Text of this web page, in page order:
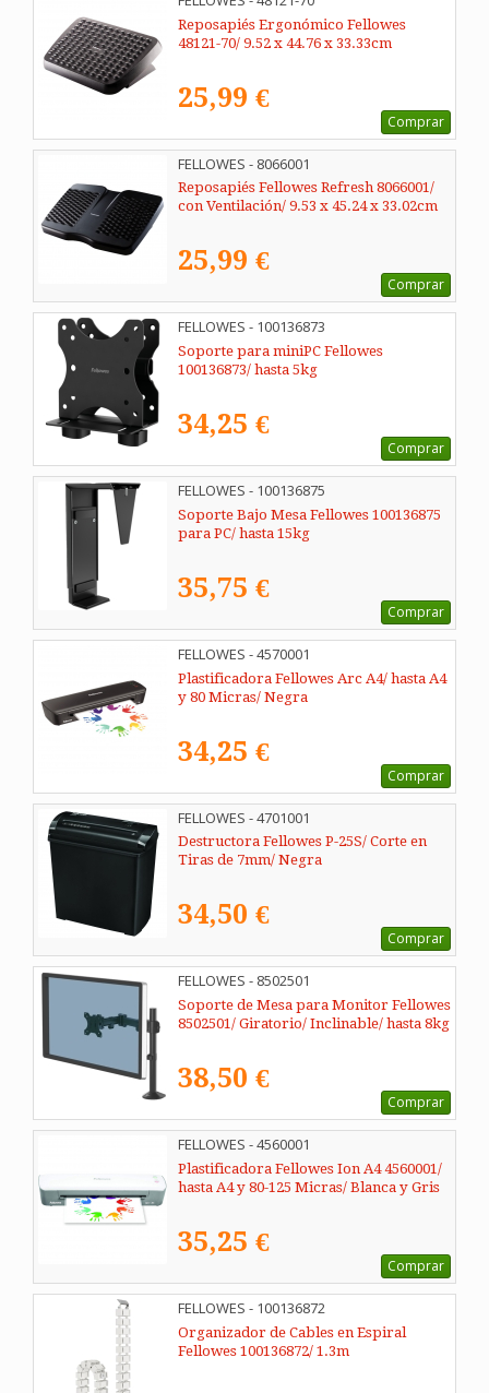
Reposapiés Ergonómico Fellowes
48121-70/ 9.52 x 44.76 x 33.33cm
25,99 €
Comprar
FELLOWES - 8066001
Reposapiés Fellowes Refresh 8066001/
con Ventilación/ 9.53 x 45.24 x 33.02cm
25,99 €
Comprar
FELLOWES - 100136873
Soporte para miniPC Fellowes
100136873/ hasta 5kg
34,25 €
Comprar
FELLOWES - 100136875
Soporte Bajo Mesa Fellowes 100136875
para PC/ hasta 15kg
35,75 €
Comprar
FELLOWES - 4570001
Plastificadora Fellowes Arc A4/ hasta A4
y 80 Micras/ Negra
34,25 €
Comprar
FELLOWES - 4701001
Destructora Fellowes P-25S/ Corte en
Tiras de 7mm/ Negra
34,50 €
Comprar
FELLOWES - 8502501
Soporte de Mesa para Monitor Fellowes
8502501/ Giratorio/ Inclinable/ hasta 8kg
38,50 €
Comprar
FELLOWES - 4560001
Plastificadora Fellowes Ion A4 4560001/
hasta A4 y 80-125 Micras/ Blanca y Gris
35,25 €
Comprar
FELLOWES - 100136872
Organizador de Cables en Espiral
Fellowes 100136872/ 1.3m